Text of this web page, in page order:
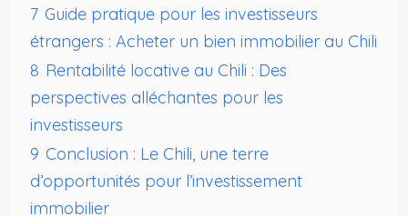
7 Guide pratique pour les investisseurs
étrangers : Acheter un bien immobilier au Chili
8 Rentabilité locative au Chili : Des
perspectives alléchantes pour les
investisseurs
9 Conclusion : Le Chili, une terre
d’opportunités pour l’investissement
immobilier